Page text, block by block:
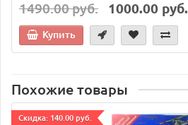
1490.00 руб. 1000.00 руб.
Купить
Похожие товары
Cкидка: 140.00 руб.